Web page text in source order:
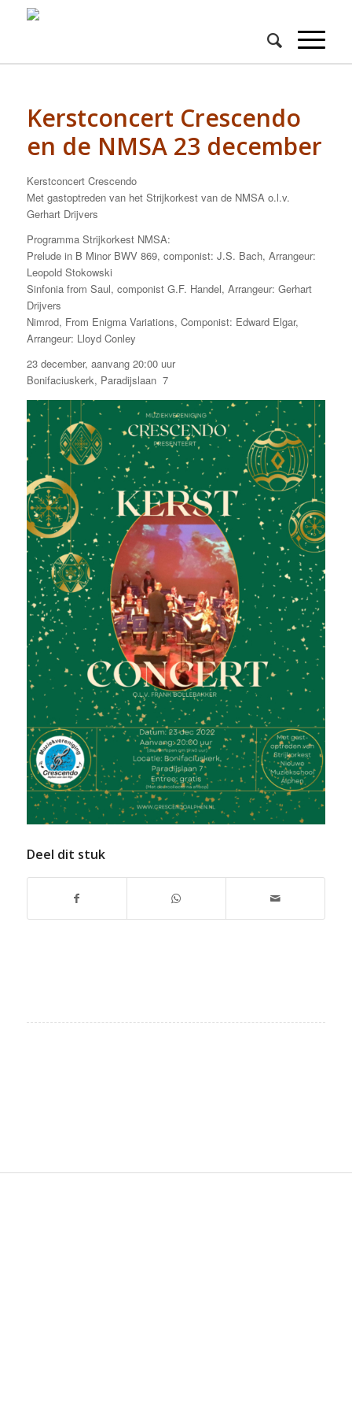
Kerstconcert Crescendo
en de NMSA 23 december
Kerstconcert Crescendo
Met gastoptreden van het Strijkorkest van de NMSA o.l.v.
Gerhart Drijvers
Programma Strijkorkest NMSA:
Prelude in B Minor BWV 869, componist: J.S. Bach, Arrangeur:
Leopold Stokowski
Sinfonia from Saul, componist G.F. Handel, Arrangeur: Gerhart
Drijvers
Nimrod, From Enigma Variations, Componist: Edward Elgar,
Arrangeur: Lloyd Conley
23 december, aanvang 20:00 uur
Bonifaciuskerk, Paradijslaan 7
Deel dit stuk